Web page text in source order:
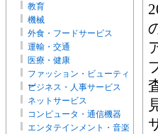
教育
機械
外食・フードサービス
運輸・交通
医療・健康
ファッション・ビューティ
ー
ビジネス・人事サービス
ネットサービス
コンピュータ・通信機器
エンタテインメント・音楽